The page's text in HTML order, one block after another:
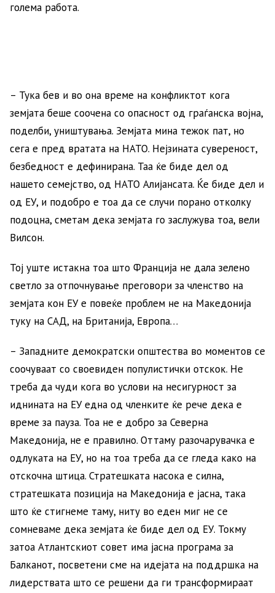
голема работа.
– Тука бев и во она време на конфликтот кога
земјата беше соочена со опасност од граѓанска војна,
поделби, уништувања. Земјата мина тежок пат, но
сега е пред вратата на НАТО. Нејзината сувереност,
безбедност е дефинирана. Таа ќе биде дел од
нашето семејство, од НАТО Алијансата. Ќе биде дел и
од ЕУ, и подобро е тоа да се случи порано отколку
подоцна, сметам дека земјата го заслужува тоа, вели
Вилсон.
Тој уште истакна тоа што Франција не дала зелено
светло за отпочнување преговори за членство на
земјата кон ЕУ е повеќе проблем не на Македонија
туку на САД, на Британија, Европа…
– Западните демократски општества во моментов се
соочуваат со своевиден популистички отскок. Не
треба да чуди кога во услови на несигурност за
иднината на ЕУ една од членките ќе рече дека е
време за пауза. Тоа не е добро за Северна
Македонија, не е правилно. Оттаму разочарувачка е
одлуката на ЕУ, но на тоа треба да се гледа како на
отскочна штица. Стратешката насока е силна,
стратешката позиција на Македонија е јасна, така
што ќе стигнеме таму, ниту во еден миг не се
сомневаме дека земјата ќе биде дел од ЕУ. Токму
затоа Атлантскиот совет има јасна програма за
Балканот, посветени сме на идејата на поддршка на
лидерствата што се решени да ги трансформираат